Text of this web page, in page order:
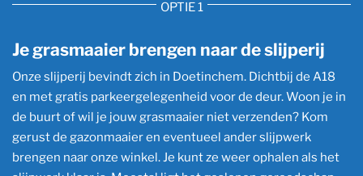
OPTIE 1
Je grasmaaier brengen naar de slijperij
Onze slijperij bevindt zich in Doetinchem. Dichtbij de A18
en met gratis parkeergelegenheid voor de deur. Woon je in
de buurt of wil je jouw grasmaaier niet verzenden? Kom
gerust de gazonmaaier en eventueel ander slijpwerk
brengen naar onze winkel. Je kunt ze weer ophalen als het